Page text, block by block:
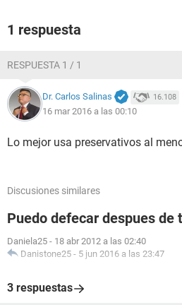
1 respuesta
RESPUESTA 1 / 1
Dr. Carlos Salinas 16.108
16 mar 2016 a las 00:10
Lo mejor usa preservativos al
Discusiones similares
Puedo defecar despues de
Daniela25 - 18 abr 2012 a las 02:40
Danistone25 - 5 jun 2016 a las 23:47
3 respuestas